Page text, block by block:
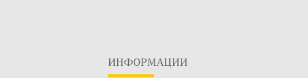
ИНФОРМАЦИИ